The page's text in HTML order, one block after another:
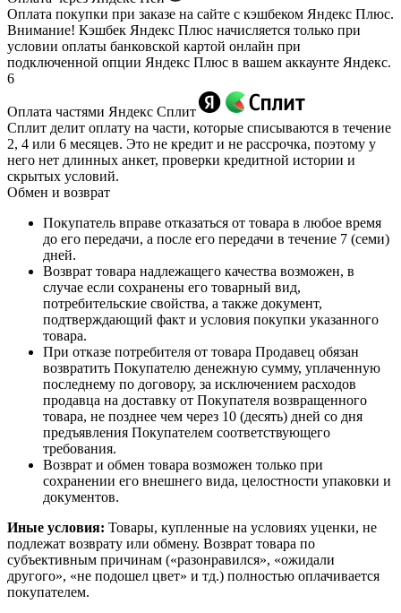
Оплата покупки при заказе на сайте с кэшбеком Яндекс Плюс.
Внимание! Кэшбек Яндекс Плюс начисляется только при
условии оплаты банковской картой онлайн при
подключенной опции Яндекс Плюс в вашем аккаунте Яндекс.
6
Оплата частями Яндекс Сплит
Сплит делит оплату на части, которые списываются в течение
2, 4 или 6 месяцев. Это не кредит и не рассрочка, поэтому у
него нет длинных анкет, проверки кредитной истории и
скрытых условий.
Обмен и возврат
Покупатель вправе отказаться от товара в любое время
до его передачи, а после его передачи в течение 7 (семи)
дней.
Возврат товара надлежащего качества возможен, в
случае если сохранены его товарный вид,
потребительские свойства, а также документ,
подтверждающий факт и условия покупки указанного
товара.
При отказе потребителя от товара Продавец обязан
возвратить Покупателю денежную сумму, уплаченную
последнему по договору, за исключением расходов
продавца на доставку от Покупателя возвращенного
товара, не позднее чем через 10 (десять) дней со дня
предъявления Покупателем соответствующего
требования.
Возврат и обмен товара возможен только при
сохранении его внешнего вида, целостности упаковки и
документов.
Иные условия: Товары, купленные на условиях уценки, не
подлежат возврату или обмену. Возврат товара по
субъективным причинам («разонравился», «ожидали
другого», «не подошел цвет» и тд.) полностью оплачивается
покупателем.